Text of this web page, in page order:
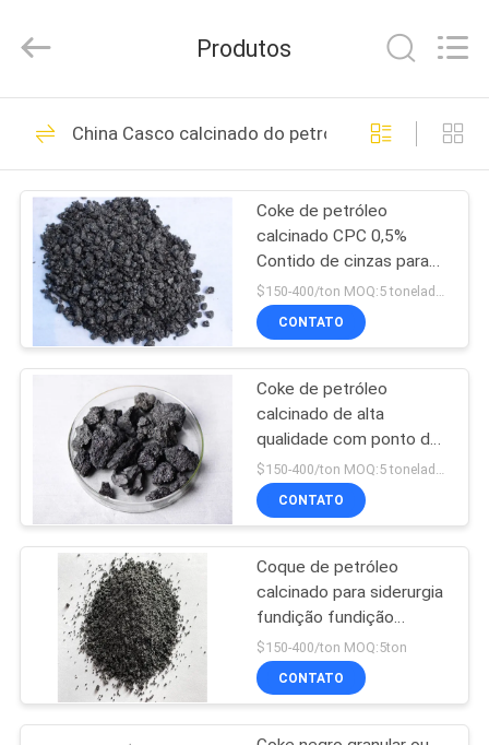
PARA
CASA
PRODUTOS
VÍDEOS
SOBRE
VISITA
FÁBRICA
CONTROLE
QUALIDADE
Imp.&Exp.Co.,Ltd.
Sódio criolita
509
Potássio criolita
344
Fluoreto de alumínio
268
Produtos
China Casco calcinado do petróleo
Coke de petróleo
calcinado CPC 0,5%
Contido de cinzas para
fundição de alumínio
$150-400/ton MOQ:5 toneladas
CONTATO
Coke de petróleo
calcinado de alta
qualidade com ponto de
ignição elevado CPC
para instalações
siderúrgicas
CONTATO
Coque de petróleo
calcinado para siderurgia
fundição fundição
composição química
$150-400/ton MOQ:5ton
CONTATO